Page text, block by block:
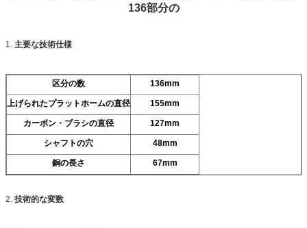
136部分の
1. 主要な技術仕様
区分の数 136mm
上げられたプラットホームの直径 155mm
カーボン・ブラシの直径 127mm
シャフトの穴 48mm
銅の長さ 67mm
2. 技術的な変数